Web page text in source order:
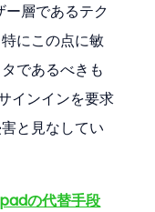
層であるテク
にこの点に敏
であるべきも
インインを要求
と見なしてい
の代替手段